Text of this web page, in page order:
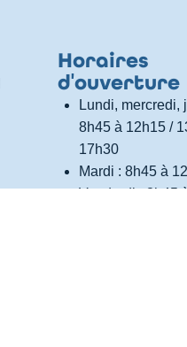
Horaires
d'ouverture
Lundi, mercredi,
8h45 à 12h15 /
17h30
Mardi : 8h45 à
Vendredi : 8h45